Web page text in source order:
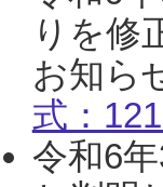
りを修
お知ら
式：
令和6